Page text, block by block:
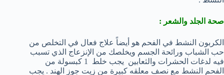
صحة الجلد والشعر :
الكربون النشط في الفحم هو أيضاً علاج فعال في التخلص من
حب الشباب ورائحة الجسم ويخلصك من الإنزعاج الذي تسبب
فيه لدغات الحشرات والثعابين يجب خلط 1 كبسولة من
الفحم النشط مع نصف معلقه كبيرة من زيت جوز الهند . يجب